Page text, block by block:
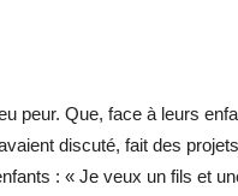
peur. Que, face à leurs
discuté, fait des
: « Je veux un fils et